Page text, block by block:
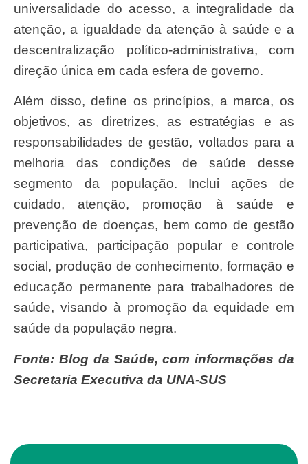
universalidade do acesso, a integralidade da
atenção, a igualdade da atenção à saúde e a
descentralização político-administrativa, com
direção única em cada esfera de governo.
Além disso, define os princípios, a marca, os
objetivos, as diretrizes, as estratégias e as
responsabilidades de gestão, voltados para a
melhoria das condições de saúde desse
segmento da população. Inclui ações de
cuidado, atenção, promoção à saúde e
prevenção de doenças, bem como de gestão
participativa, participação popular e controle
social, produção de conhecimento, formação e
educação permanente para trabalhadores de
saúde, visando à promoção da equidade em
saúde da população negra.
Fonte: Blog da Saúde, com informações da
Secretaria Executiva da UNA-SUS